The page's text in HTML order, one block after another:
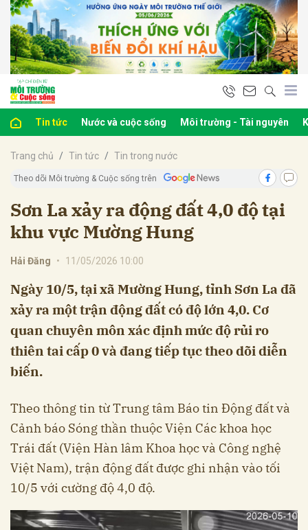
Tin tức Nước và cuộc sống Môi trường - Tài nguyên
Trang chủ Tin tức Tin trong nước
Theo dõi Môi trường & Cuộc sống trên
Sơn La xảy ra động đất 4,0 độ tại
khu vực Mường Hung
Hải Đăng • 11/05/2026 10:00
Ngày 10/5, tại xã Mường Hung, tỉnh Sơn La đã
xảy ra một trận động đất có độ lớn 4,0. Cơ
quan chuyên môn xác định mức độ rủi ro
thiên tai cấp 0 và đang tiếp tục theo dõi diễn
biến.
Theo thông tin từ Trung tâm Báo tin Động đất và
Cảnh báo Sóng thần thuộc Viện Các khoa học
Trái đất (Viện Hàn lâm Khoa học và Công nghệ
Việt Nam), trận động đất được ghi nhận vào tối
10/5 với cường độ 4,0 độ.
luận